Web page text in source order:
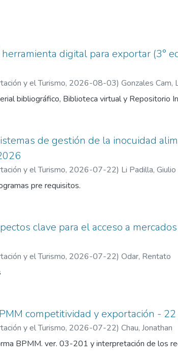
digital para exportar (3°
y el Turismo, 2026-08-03) Gonzales Cam,
bibliográfico, Biblioteca virtual y Repositorio
de gestión de la inocuidad
y el Turismo, 2026-07-22) Li Padilla, Giulio
pre requisitos.
clave para el acceso a
y el Turismo, 2026-07-22) Odar, Rentato
competitividad y exportación -
y el Turismo, 2026-07-22) Chau, Jonathan
BPMM. ver. 03-201 y interpretación de los